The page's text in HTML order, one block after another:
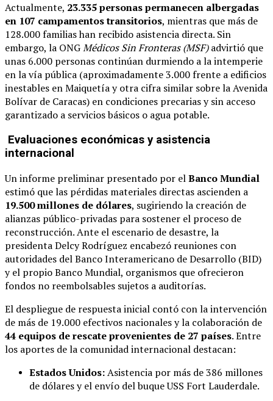
Actualmente, 23.335 personas permanecen albergadas
en 107 campamentos transitorios, mientras que más de
128.000 familias han recibido asistencia directa. Sin
embargo, la ONGMédicos Sin Fronteras (MSF)advirtió que
unas 6.000 personas continúan durmiendo a la intemperie
en la vía pública (aproximadamente 3.000 frente a edificios
inestables en Maiquetía y otra cifra similar sobre la Avenida
Bolívar de Caracas) en condiciones precarias y sin acceso
garantizado a servicios básicos o agua potable.
Evaluaciones económicas y asistencia
internacional
Un informe preliminar presentado por elBanco Mundial
estimó que las pérdidas materiales directas ascienden a
19.500 millones de dólares, sugiriendo la creación de
alianzas público-privadas para sostener el proceso de
reconstrucción. Ante el escenario de desastre, la
presidenta Delcy Rodríguez encabezó reuniones con
autoridades del Banco Interamericano de Desarrollo (BID)
y el propio Banco Mundial, organismos que ofrecieron
fondos no reembolsables sujetos a auditorías.
El despliegue de respuesta inicial contó con la intervención
de más de 19.000 efectivos nacionales y la colaboración de
44 equipos de rescate provenientes de 27 países. Entre
los aportes de la comunidad internacional destacan:
Estados Unidos:Asistencia por más de 386 millones
de dólares y el envío del buque USS Fort Lauderdale.